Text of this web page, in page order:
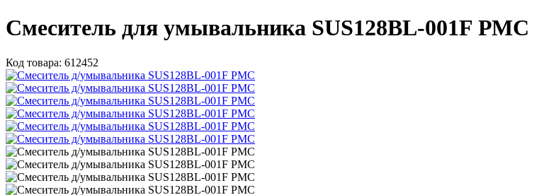
Смеситель для умывальника SUS128BL-001F РМС
Код товара: 612452